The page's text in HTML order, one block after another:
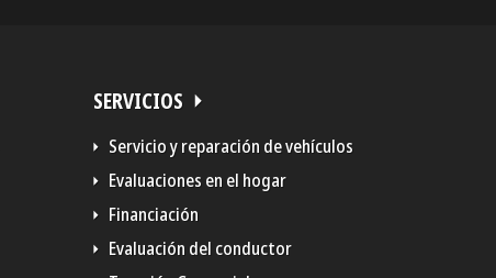
SERVICIOS
Servicio y reparación de vehículos
Evaluaciones en el hogar
Financiación
Evaluación del conductor